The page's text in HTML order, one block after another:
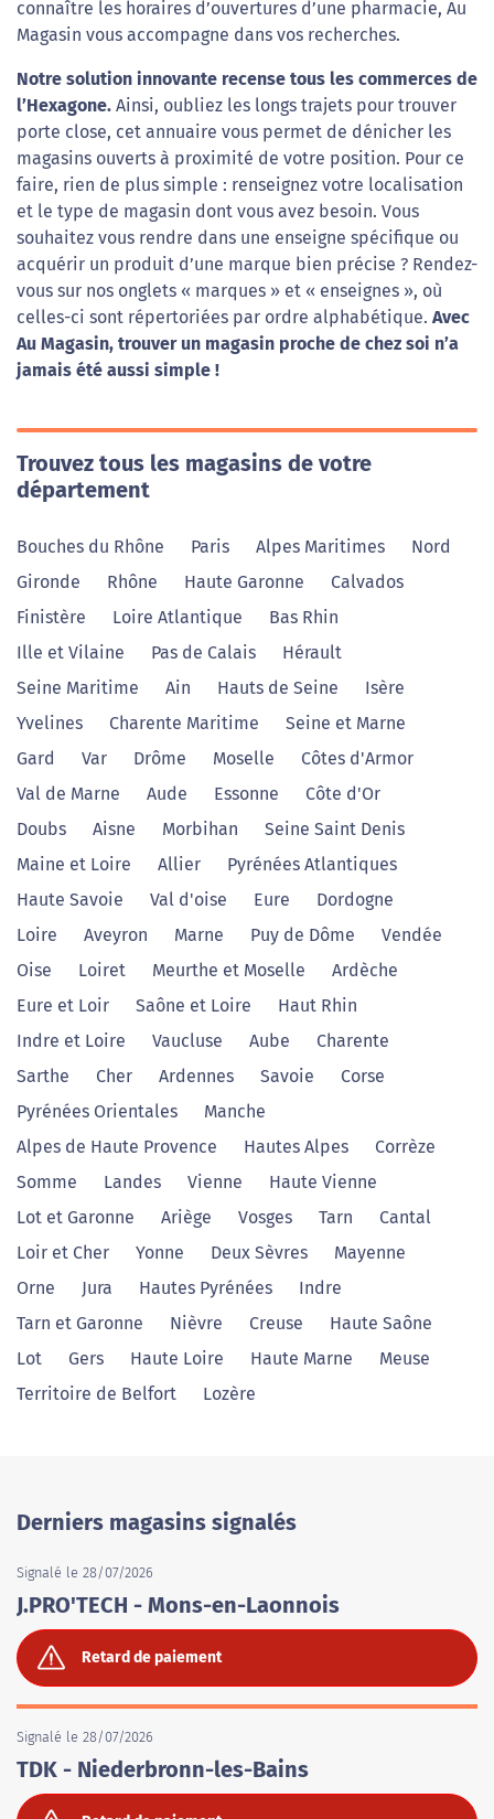
connaître les horaires d’ouvertures d’une pharmacie, Au
Magasin vous accompagne dans vos recherches.
Notre solution innovante recense tous les commerces de
l’Hexagone. Ainsi, oubliez les longs trajets pour trouver
porte close, cet annuaire vous permet de dénicher les
magasins ouverts à proximité de votre position. Pour ce
faire, rien de plus simple : renseignez votre localisation
et le type de magasin dont vous avez besoin. Vous
souhaitez vous rendre dans une enseigne spécifique ou
acquérir un produit d’une marque bien précise ? Rendez-
vous sur nos onglets « marques » et « enseignes », où
celles-ci sont répertoriées par ordre alphabétique. Avec
Au Magasin, trouver un magasin proche de chez soi n’a
jamais été aussi simple !
Trouvez tous les magasins de votre
département
Bouches du Rhône Paris Alpes Maritimes
Nord
Gironde
Rhône Haute Garonne
Calvados
Finistère
Loire Atlantique
Bas Rhin
Ille et Vilaine
Pas de Calais
Hérault
Seine Maritime
Ain Hauts de Seine
Isère
Yvelines
Charente Maritime
Seine et Marne
Gard
Var Drôme Moselle
Côtes d'Armor
Val de Marne
Aude Essonne
Côte d'Or
Doubs
Aisne Morbihan
Seine Saint Denis
Maine et Loire
Allier
Pyrénées Atlantiques
Haute Savoie
Val d'oise Eure
Dordogne
Loire
Aveyron Marne Puy de Dôme
Vendée
Oise
Loiret Meurthe et Moselle
Ardèche
Eure et Loir
Saône et Loire
Haut Rhin
Indre et Loire
Vaucluse Aube
Charente
Sarthe
Cher Ardennes Savoie
Corse
Pyrénées Orientales
Manche
Alpes de Haute Provence
Hautes Alpes
Corrèze
Somme
Landes Vienne
Haute Vienne
Lot et Garonne
Ariège Vosges Tarn
Cantal
Loir et Cher
Yonne Deux Sèvres
Mayenne
Orne
Jura Hautes Pyrénées
Indre
Tarn et Garonne
Nièvre Creuse
Haute Saône
Lot
Gers Haute Loire Haute Marne
Meuse
Territoire de Belfort
Lozère
Derniers magasins signalés
Signalé le 28/07/2026
J.PRO'TECH - Mons-en-Laonnois
Retard de paiement
Signalé le 28/07/2026
TDK - Niederbronn-les-Bains